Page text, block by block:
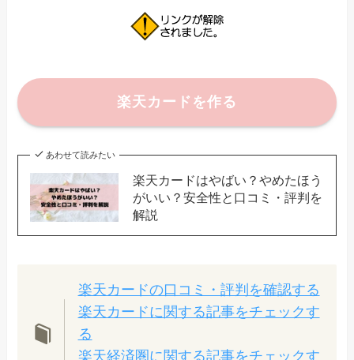
楽天カードを作る
あわせて読みたい
楽天カードはやばい？やめたほう
がいい？安全性と口コミ・評判を
解説
楽天カードの口コミ・評判を確認する
楽天カードに関する記事をチェックす
る
楽天経済圏に関する記事をチェックす